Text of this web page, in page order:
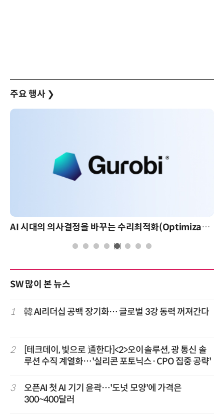
주요 행사 ❯
AI 시대의 의사결정을 바꾸는 수리최적화(Optimization): 실제 산업 적용 사례와 활용 전략
SW 많이 본 뉴스
1 韓 AI리더십 공백 장기화… 글로벌 3강 동력 꺼져간다
2
[테크데이, 빛으로 通한다]<2>오이솔루션, 광 통신 솔
루션 수직 계열화…'실리콘 포토닉스·CPO 집중 공략'
3
오픈AI 첫 AI 기기 윤곽…'도넛 모양'에 가격은
300~400달러